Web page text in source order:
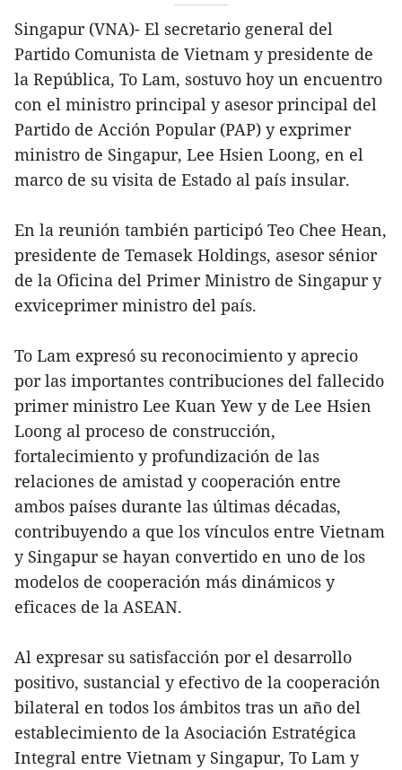
Singapur (VNA)- El secretario general del
Partido Comunista de Vietnam y presidente de
la República, To Lam, sostuvo hoy un encuentro
con el ministro principal y asesor principal del
Partido de Acción Popular (PAP) y exprimer
ministro de Singapur, Lee Hsien Loong, en el
marco de su visita de Estado al país insular.
En la reunión también participó Teo Chee Hean,
presidente de Temasek Holdings, asesor sénior
de la Oficina del Primer Ministro de Singapur y
exviceprimer ministro del país.
To Lam expresó su reconocimiento y aprecio
por las importantes contribuciones del fallecido
primer ministro Lee Kuan Yew y de Lee Hsien
Loong al proceso de construcción,
fortalecimiento y profundización de las
relaciones de amistad y cooperación entre
ambos países durante las últimas décadas,
contribuyendo a que los vínculos entre Vietnam
y Singapur se hayan convertido en uno de los
modelos de cooperación más dinámicos y
eficaces de la ASEAN.
Al expresar su satisfacción por el desarrollo
positivo, sustancial y efectivo de la cooperación
bilateral en todos los ámbitos tras un año del
establecimiento de la Asociación Estratégica
Integral entre Vietnam y Singapur, To Lam y